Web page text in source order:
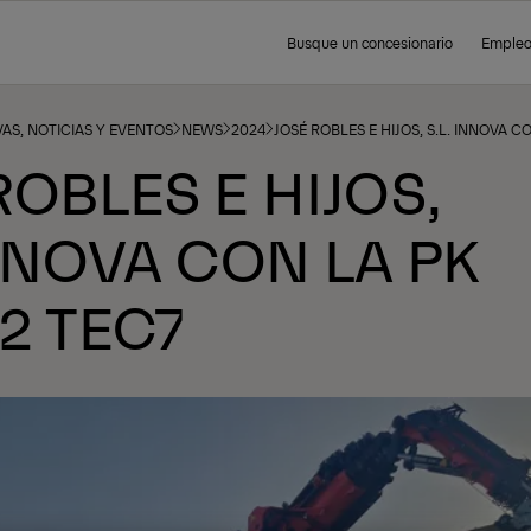
Busque un concesionario Empleo
NOTICIAS Y EVENTOS NEWS 2024 JOSÉ ROBLES E HIJOS, S.L. INNOVA
E HIJOS,
CON LA PK
TEC7